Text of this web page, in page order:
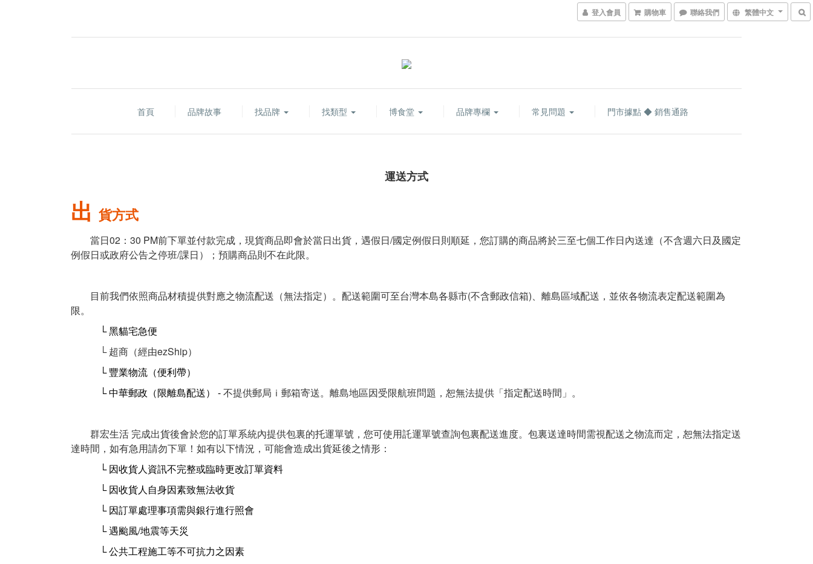
登入會員 購物車 聯絡我們 繁體中文
首頁 品牌故事 找品牌 找類型 博食堂 品牌專欄 常見問題 門市據點 ◆ 銷售通路
運送方式
出 貨方式
當日02：30 PM前下單並付款完成，現貨商品即會於當日出貨，遇假日/國定例假日則順延，您訂購的商品將於三至七個工作日內送達（不含週六日及國定
例假日或政府公告之停班/課日）；預購商品則不在此限。
目前我們依照商品材積提供對應之物流配送（無法指定）。配送範圍可至台灣本島各縣市(不含郵政信箱)、離島區域配送，並依各物流表定配送範圍為
限。
└ 黑貓宅急便
└ 超商（經由ezShip）
└ 豐業物流 （便利帶）
└ 中華郵政 （限離島配送） -不提供郵局ｉ郵箱寄送。離島地區因受限航班問題，恕無法提供「指定配送時間」。
群宏生活 完成出貨後會於您的訂單系統內提供包裏的托運單號，您可使用託運單號查詢包裏配送進度。包裏送達時間需視配送之物流而定，恕無法指定送
達時間，如有急用請勿下單！如有以下情況，可能會造成出貨延後之情形：
└ 因收貨人資訊不完整或臨時更改訂單資料
└ 因收貨人自身因素致無法收貨
└ 因訂單處理事項需與銀行進行照會
└ 遇颱風/地震等天災
└ 公共工程施工等不可抗力之因素